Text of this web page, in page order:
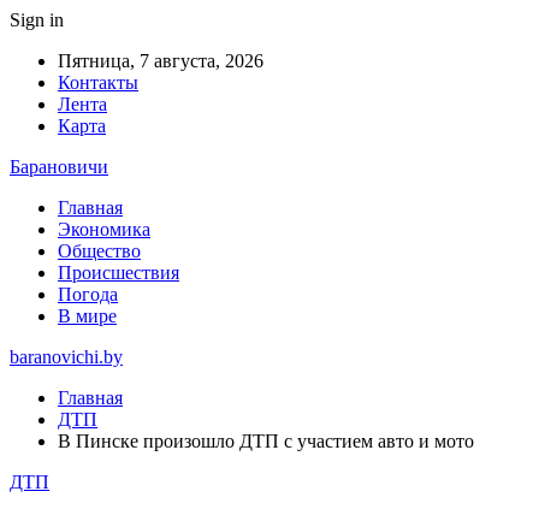
Sign in
Пятница, 7 августа, 2026
Контакты
Лента
Карта
Барановичи
Главная
Экономика
Общество
Происшествия
Погода
В мире
baranovichi.by
Главная
ДТП
В Пинске произошло ДТП с участием авто и мото
ДТП